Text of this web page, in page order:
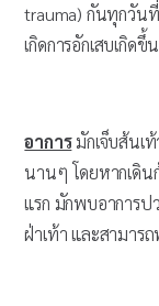
trauma) กันทุกวัน
เกิดการอักเสบเกิดขึ้น
อาการมักเจ็บส้นเท้
นานๆ โดยหากเดิน
แรก มักพบอาการป
ฝ่าเท้า และสามาร